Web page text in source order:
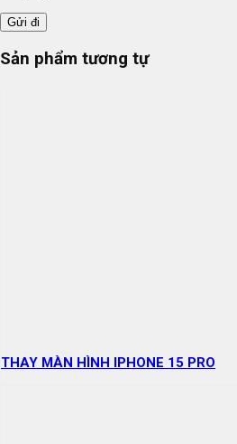
Sản phẩm tương tự
THAY MÀN HÌNH IPHONE 15 PRO